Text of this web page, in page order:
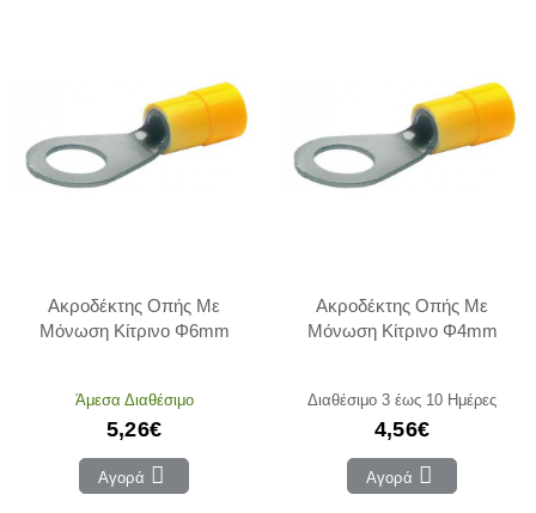
Ακροδέκτης Οπής Με
Μόνωση Κίτρινο Φ6mm
Άμεσα Διαθέσιμο
5,26€
Αγορά
Ακροδέκτης Οπής Με
Μόνωση Κίτρινο Φ4mm
Διαθέσιμο 3 έως 10 Ημέρες
4,56€
Αγορά